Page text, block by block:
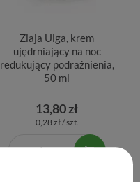
Ziaja Ulga, krem
ujędrniający na noc
redukujący podrażnienia,
50 ml
13,80 zł
0,28 zł / szt.